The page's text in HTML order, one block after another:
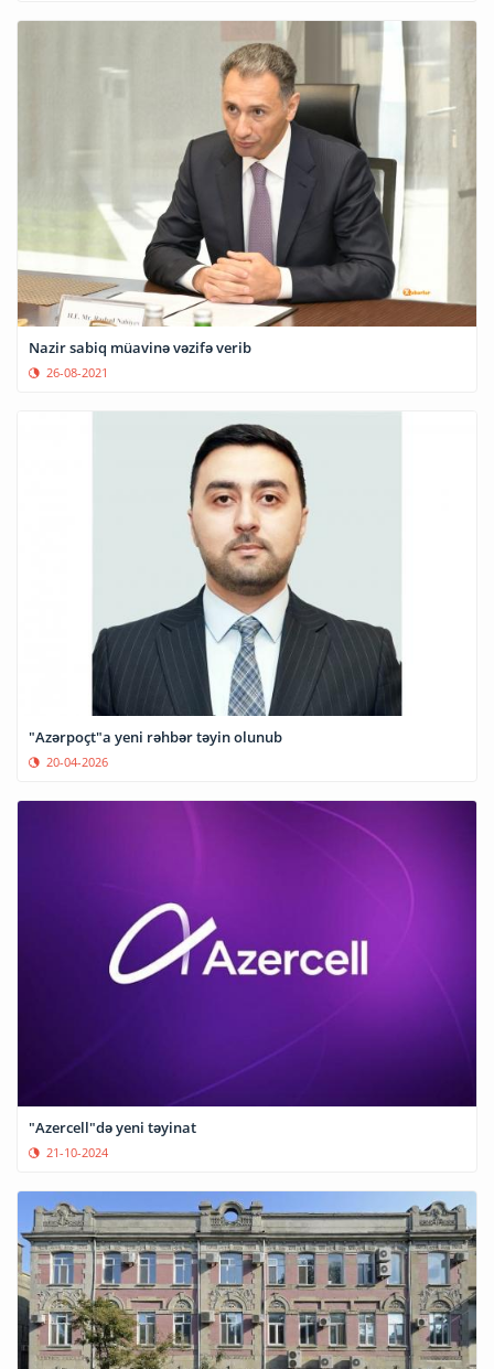
Nazir sabiq müavinə vəzifə verib
26-08-2021
"Azərpoçt"a yeni rəhbər təyin olunub
20-04-2026
"Azercell"də yeni təyinat
21-10-2024